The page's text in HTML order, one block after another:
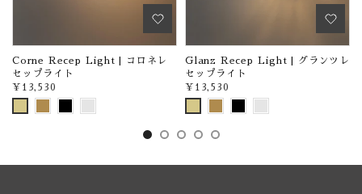
Corne Recep Light | コロネレ
セップライト
¥13,530
Glanz Recep Light | グランツレ
セップライト
¥13,530